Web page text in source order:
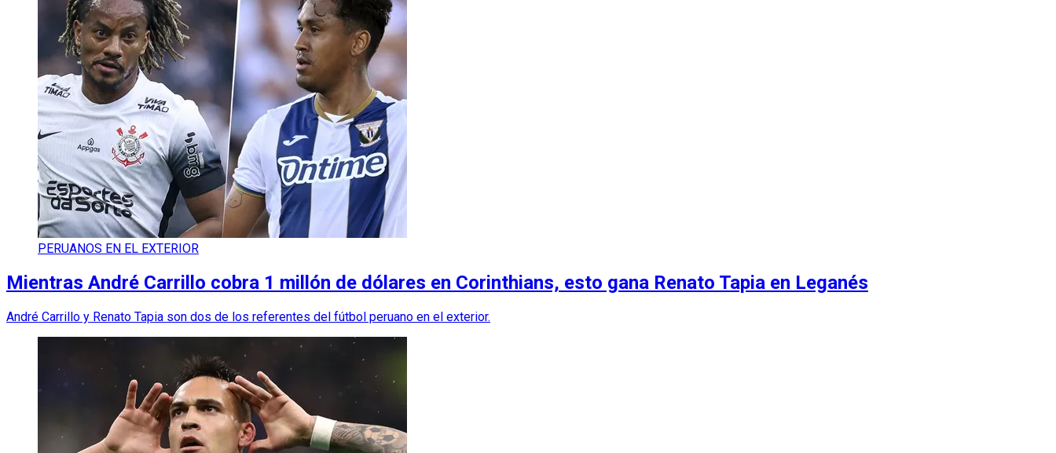
PERUANOS EN EL EXTERIOR
Mientras André Carrillo cobra 1 millón de dólares en Corinthians, esto gana Renato Tapia en Leganés
André Carrillo y Renato Tapia son dos de los referentes del fútbol peruano en el exterior.